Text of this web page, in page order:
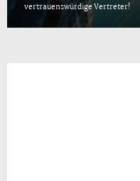
vertrauenswürdige Vertreter!